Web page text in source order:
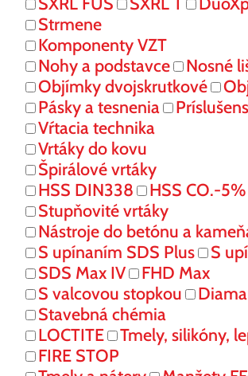
Strmene
Komponenty VZT
Nohy a podstavce
Nosné
Objímky dvojskrutkové
Pásky a tesnenia
Vŕtacia technika
Vrtáky do kovu
Špirálové vrtáky
HSS DIN338
HSS CO.-
Stupňovité vrtáky
Nástroje do betónu a
S upínaním SDS Plus
S
SDS Max IV
FHD Max
S valcovou stopkou
Stavebná chémia
LOCTITE
Tmely, silikóny,
FIRE STOP